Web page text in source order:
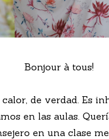
Bonjour à tous!
calor, de verdad. Es
en las aulas.
en una clase